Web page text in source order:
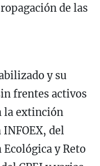
de las
y su
frentes activos
la extinción
del
y Reto